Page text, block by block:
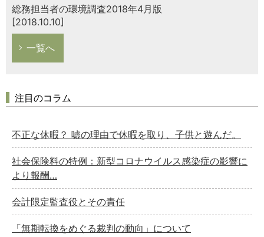
総務担当者の環境調査2018年4月版
[2018.10.10]
一覧へ
注目のコラム
不正な休暇？ 嘘の理由で休暇を取り、子供と遊んだ。
社会保険料の特例：新型コロナウイルス感染症の影響に
より報酬…
会計限定監査役とその責任
「無期転換をめぐる裁判の動向」について